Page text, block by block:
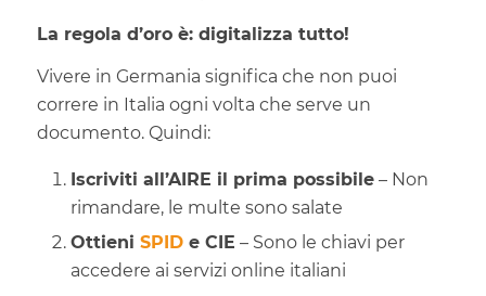
La regola d’oro è: digitalizza tutto!
Vivere in Germania significa che non puoi
correre in Italia ogni volta che serve un
documento. Quindi:
Iscriviti all’AIRE il prima possibile– Non
rimandare, le multe sono salate
Ottieni SPIDe CIE – Sono le chiavi per
accedere ai servizi online italiani